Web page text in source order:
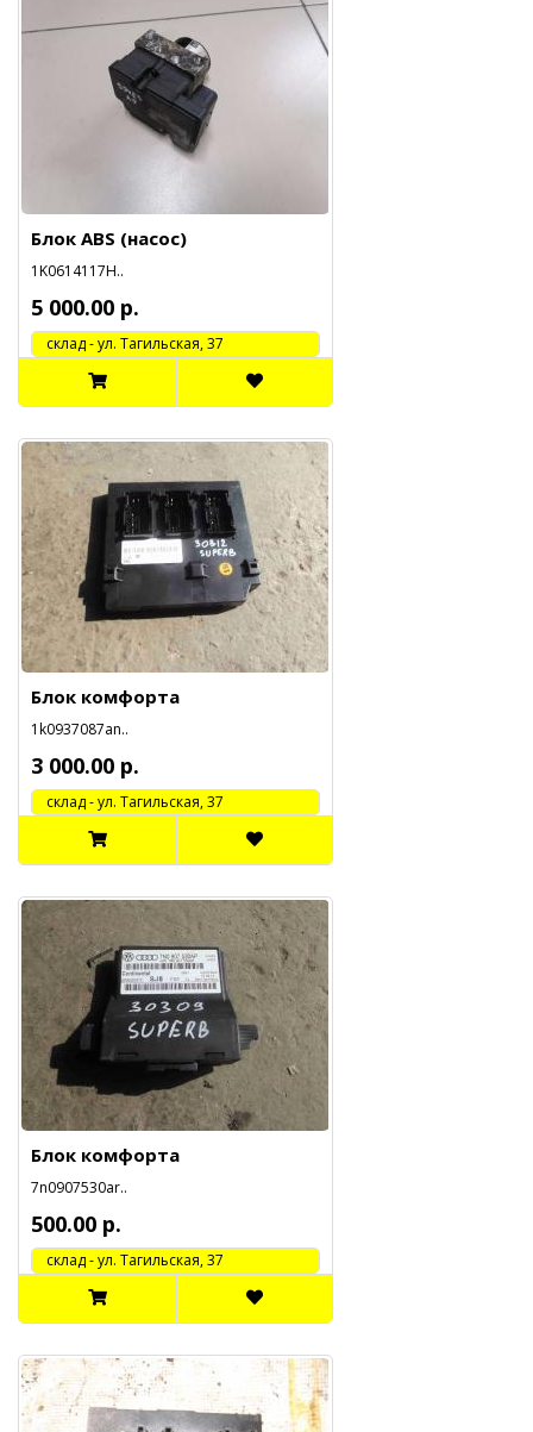
Блок ABS (насос)
1K0614117H..
5 000.00 р.
cклад - ул. Тагильская, 37
Блок комфорта
1k0937087an..
3 000.00 р.
cклад - ул. Тагильская, 37
Блок комфорта
7n0907530ar..
500.00 р.
cклад - ул. Тагильская, 37